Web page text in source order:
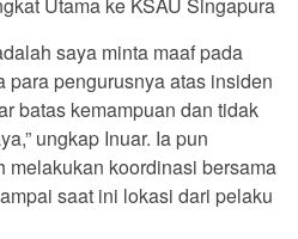
saya minta maaf pada
para pengurusnya atas insiden
batas kemampuan dan tidak
ungkap Inuar. Ia pun
melakukan koordinasi bersama
saat ini lokasi dari pelaku